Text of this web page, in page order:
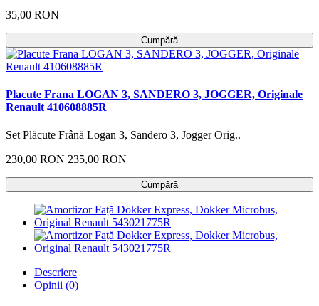
35,00 RON
Cumpără
Placute Frana LOGAN 3, SANDERO 3, JOGGER, Originale
Renault 410608885R
Set Plăcute Frână Logan 3, Sandero 3, Jogger Orig..
230,00 RON 235,00 RON
Cumpără
Descriere
Opinii (0)